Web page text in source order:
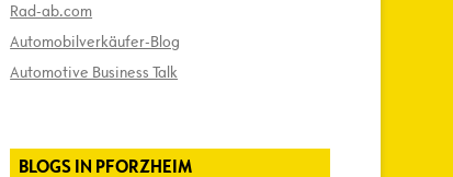
Rad-ab.com
Automobilverkäufer-Blog
Automotive Business Talk
BLOGS IN PFORZHEIM